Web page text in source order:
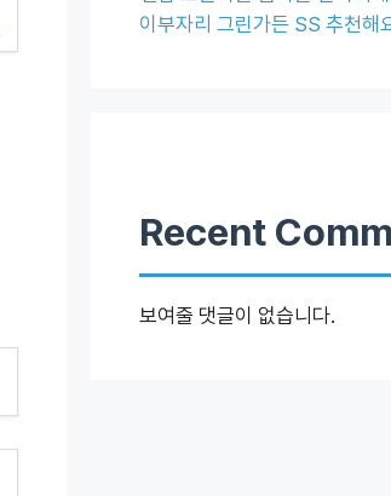
이부자리 그린가든 SS 추천해
Recent
보여줄 댓글이 없습니다.